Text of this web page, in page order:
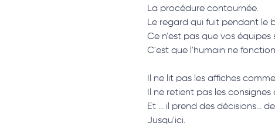
La procédure contournée.
Le regard qui fuit pendant le
Ce n'est pas que vos équipes
C'est que l'humain ne
Il ne lit pas les affiches
Il ne retient pas les
Et ... il prend des décisions...
Jusqu'ici.